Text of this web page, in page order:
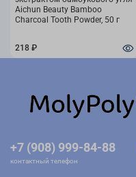
Aichun Beauty Bamboo
Charcoal Tooth Powder, 50 г
218 ₽
+7 (908) 999-84-88
контактный телефон